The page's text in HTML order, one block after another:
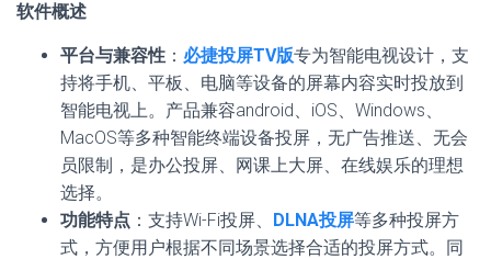
软件概述
平台与兼容性 ： 必捷投屏TV版专为智能电视设计，支
持将手机、平板、电脑等设备的屏幕内容实时投放到
智能电视上。产品兼容android、iOS、Windows、
MacOS等多种智能终端设备投屏，无广告推送、无会
员限制，是办公投屏、网课上大屏、在线娱乐的理想
选择。
功能特点 ：支持Wi-Fi投屏、 DLNA投屏等多种投屏方
式，方便用户根据不同场景选择合适的投屏方式。同